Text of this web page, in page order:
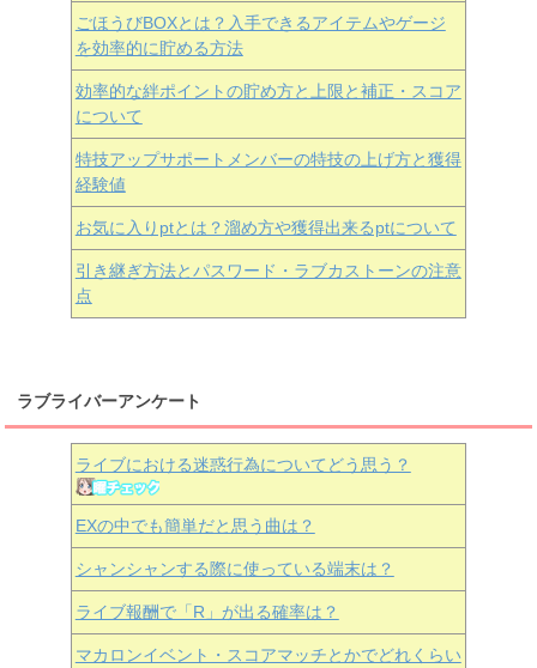
ごほうびBOXとは？入手できるアイテムやゲージ
を効率的に貯める方法
効率的な絆ポイントの貯め方と上限と補正・スコア
について
特技アップサポートメンバーの特技の上げ方と獲得
経験値
お気に入りptとは？溜め方や獲得出来るptについて
引き継ぎ方法とパスワード・ラブカストーンの注意
点
ラブライバーアンケート
ライブにおける迷惑行為についてどう思う？
EXの中でも簡単だと思う曲は？
シャンシャンする際に使っている端末は？
ライブ報酬で「R」が出る確率は？
マカロンイベント・スコアマッチとかでどれくらい